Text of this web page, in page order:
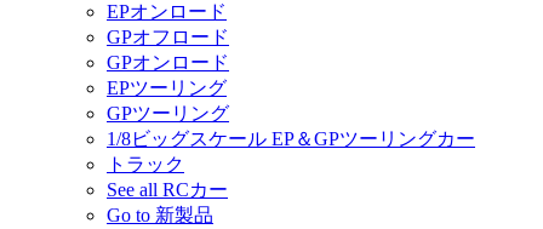
EPオンロード
GPオフロード
GPオンロード
EPツーリング
GPツーリング
1/8ビッグスケール EP＆GPツーリングカー
トラック
See all RCカー
Go to 新製品